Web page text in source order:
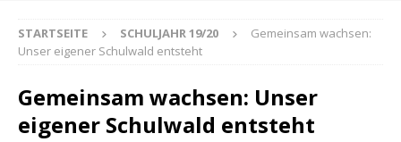
STARTSEITE SCHULJAHR 19/20
Gemeinsam wachsen:
Unser eigener Schulwald entsteht
Gemeinsam wachsen: Unser
eigener Schulwald entsteht